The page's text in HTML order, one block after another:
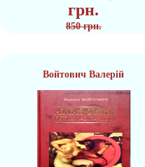
грн.
850 грн.
Войтович Валерій